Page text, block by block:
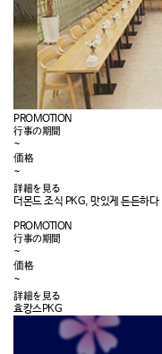
PROMOTION
行事の期間
~
価格
~
詳細を見る
더몬드 조식 PKG, 맛있게 든든하다
PROMOTION
行事の期間
~
価格
~
詳細を見る
효캉스PKG